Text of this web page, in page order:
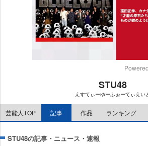
STU48
えすてぃーゆーふぉーてぃえい
芸能人TOP 記事 作品 ランキング
STU48の記事・ニュース・速報